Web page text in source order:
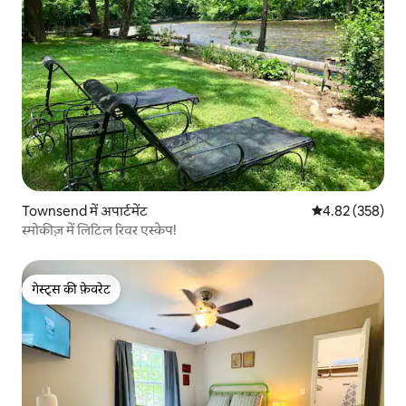
Townsend में अपार्टमेंट औसत रेटिंग 5 में से
4.82 (358)
स्मोकीज़ में लिटिल रिवर एस्केप!
गेस्ट्स की फ़ेवरेट
गेस्ट्स की फ़ेवरेट